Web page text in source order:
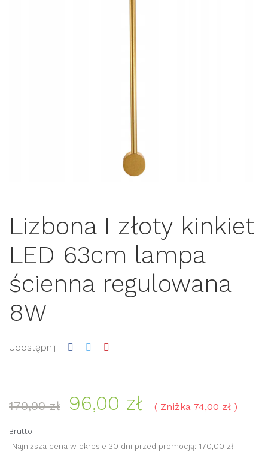
Lizbona I złoty kinkiet
LED 63cm lampa
ścienna regulowana
8W
Udostępnij
170,00 zł 96,00 zł Zniżka 74,00 zł
Brutto
Najniższa cena w okresie 30 dni przed promocją: 170,00 zł